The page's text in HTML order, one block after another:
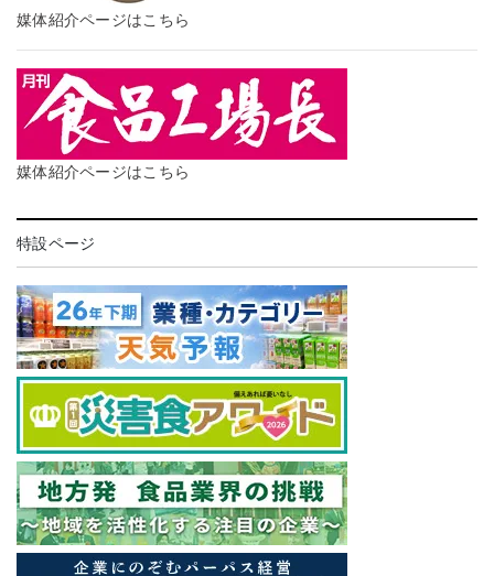
媒体紹介ページはこちら
媒体紹介ページはこちら
特設ページ